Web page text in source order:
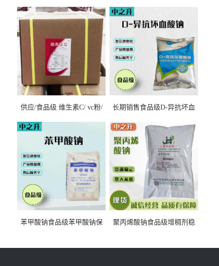
供应/食品级 维生素C/ vc粉/
长期销售食品级D-异抗坏血
苯甲酸钠食品级苯甲酸钠保
聚丙烯酸钠食品级增稠剂稳